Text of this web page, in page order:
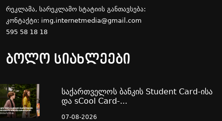
რეკლამა, სარეკლამო სტატიის განთავსება:
კონტაქტი: img.internetmedia@gmail.com
595 58 18 18
ბოლო სიახლეები
საქართველოს ბანკის Student Card-ისა
და sCool Card-...
07-08-2026